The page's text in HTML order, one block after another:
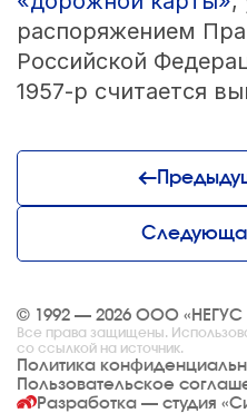
распоряжением
Российской
1957-р считается
© 1992 — 2026 ООО
Все права защищены.
со ссылкой на источник.
Политика
Пользовательское
Разработка — студия